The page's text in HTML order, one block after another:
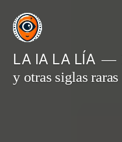
Saltar
contenido
LA IA LA LÍA
y otras siglas raras